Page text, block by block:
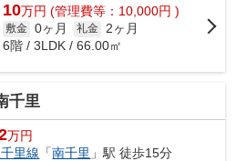
10万円 (管理費等：10,000円 )
敷金 0ヶ月 礼金 2ヶ月
6階 / 3LDK / 66.00㎡
千里
万円
里線 「南千里 」駅 徒歩15分